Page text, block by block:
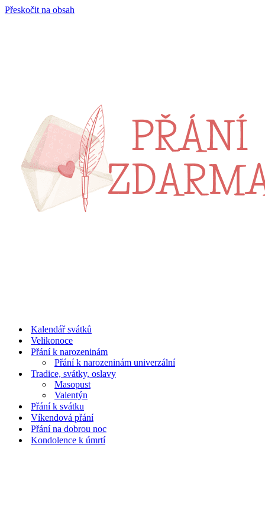
Přeskočit na obsah
Kalendář svátků
Velikonoce
Přání k narozeninám
Přání k narozeninám univerzální
Tradice, svátky, oslavy
Masopust
Valentýn
Přání k svátku
Víkendová přání
Přání na dobrou noc
Kondolence k úmrtí